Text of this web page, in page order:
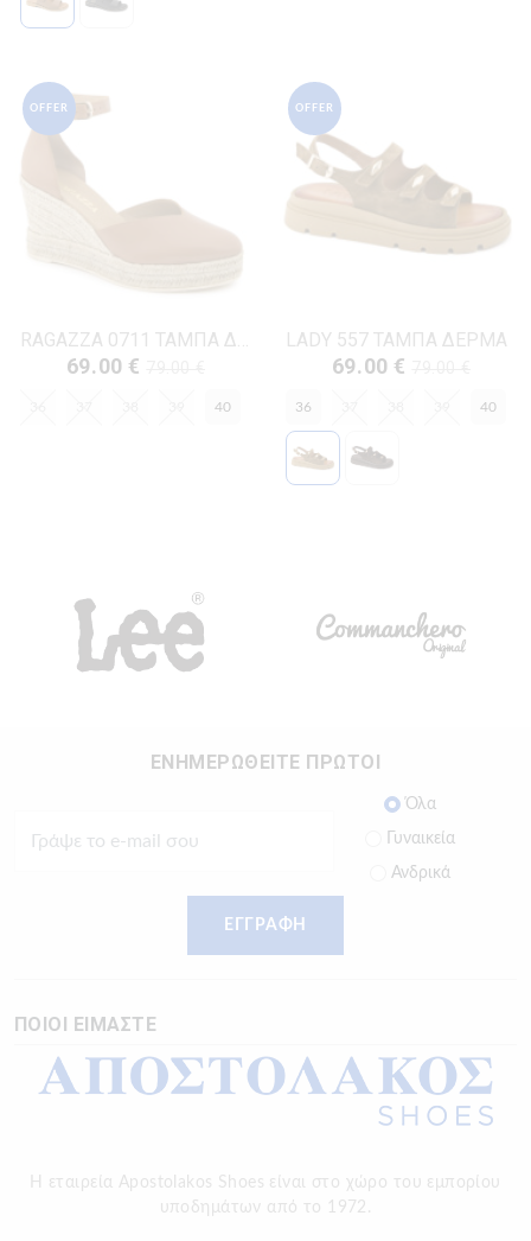
OFFER
RAGAZZA 0711 ΤΑΜΠΑ ΔΕΡΜΑ
69.00 €
40
OFFER
LADY 557 ΤΑΜΠΑ ΔΕΡΜΑ
69.00 €
36 40
ΕΝΗΜΕΡΩΘΕΙΤΕ ΠΡΩΤΟΙ
Όλα
Γυναικεία
Ανδρικά
ΕΓΓΡΑΦΗ
ΠΟΙΟΙ ΕΙΜΑΣΤΕ
Η εταιρεία Apostolakos Shoes είναι στο χώρο του εμπορίου
υποδημάτων από το 1972.